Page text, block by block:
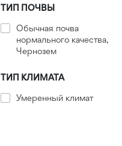
Оксалис
Такка
Хлидантус
Хохлатка
Иксия
Фрезия
ТИП ПОЧВЫ
Обычная почва
нормального качества,
Чернозем
ТИП КЛИМАТА
Умеренный климат